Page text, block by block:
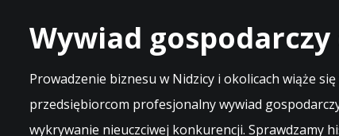
Wywiad
Prowadzenie biznesu w Nidzicy i okolicach wiąże
przedsiębiorcom profesjonalny wywiad
wykrywanie nieuczciwej konkurencji. Sprawdzamy